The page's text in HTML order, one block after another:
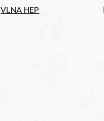
VLNA HEP